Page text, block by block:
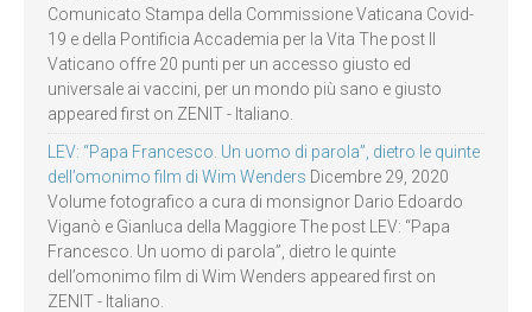
Comunicato Stampa della Commissione Vaticana Covid-
19 e della Pontificia Accademia per la Vita The post Il
Vaticano offre 20 punti per un accesso giusto ed
universale ai vaccini, per un mondo più sano e giusto
appeared first on ZENIT - Italiano.
LEV: “Papa Francesco. Un uomo di parola”, dietro le quinte
dell’omonimo film di Wim Wenders Dicembre 29, 2020
Volume fotografico a cura di monsignor Dario Edoardo
Viganò e Gianluca della Maggiore The post LEV: “Papa
Francesco. Un uomo di parola”, dietro le quinte
dell’omonimo film di Wim Wenders appeared first on
ZENIT - Italiano.